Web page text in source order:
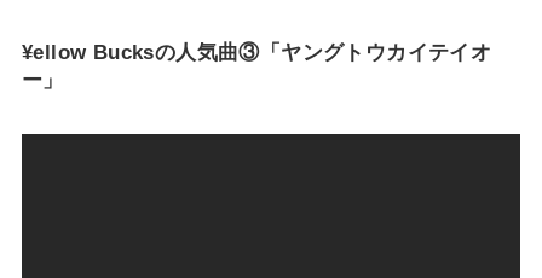
¥ellow Bucksの人気曲③「ヤングトウカイテイオ
ー」